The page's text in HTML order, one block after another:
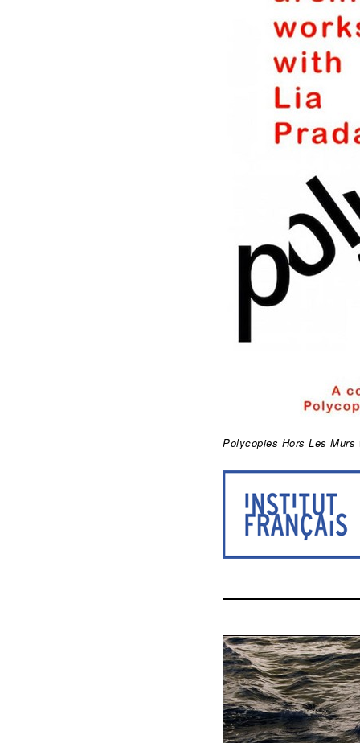
Polycopies Hors Les Murs